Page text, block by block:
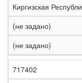
Киргизская
(не задано)
(не задано)
717402